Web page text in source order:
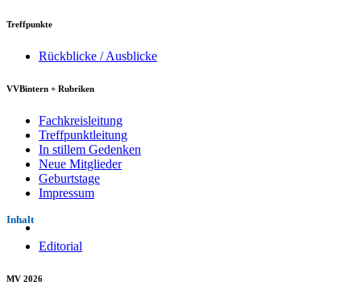
Treffpunkte
Rückblicke / Ausblicke
VVBintern + Rubriken
Fachkreisleitung
Treffpunktleitung
In stillem Gedenken
Neue Mitglieder
Geburtstage
Impressum
Inhalt
Editorial
MV 2026